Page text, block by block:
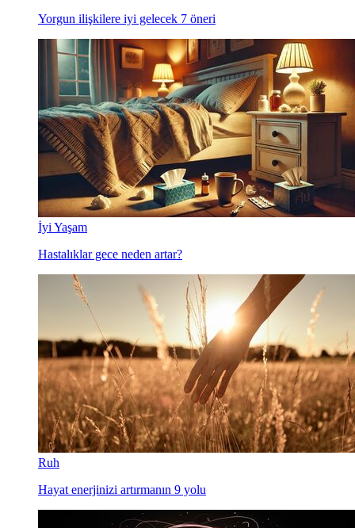
Yorgun ilişkilere iyi gelecek 7 öneri
İyi Yaşam
Hastalıklar gece neden artar?
Ruh
Hayat enerjinizi artırmanın 9 yolu